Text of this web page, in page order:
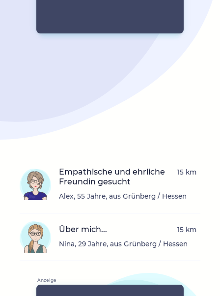
Empathische und ehrliche
Freundin gesucht
Alex, 55 Jahre, aus Grünberg / Hessen
15 km
Über mich...
Nina, 29 Jahre, aus Grünberg / Hessen
15 km